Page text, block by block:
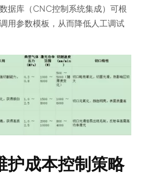
据库（CNC控制系统集成）可根
用参数模板，从而降低人工调试
护成本控制策略